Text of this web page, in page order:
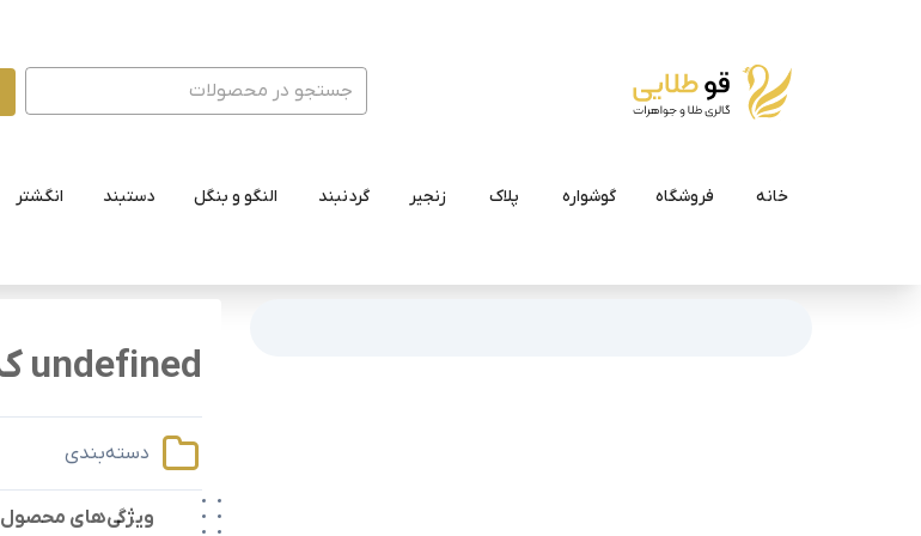
خانه فروشگاه گوشواره پلاک زنجیر گردنبند النگو و بنگل دستبند انگشتر
undefined کد undefined
دسته‌بندی
ویژگی‌های محصول